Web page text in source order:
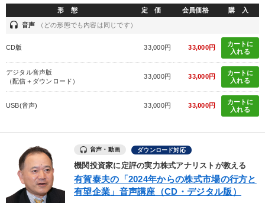
形 態 定 価 会員価格 購 入
headset 音声 （どの形態でも内容は同じです）
CD版 33,000円 33,000円
カートに
入れる
デジタル音声版
（配信＋ダウンロード）
33,000円 33,000円
カートに
入れる
USB(音声) 33,000円 33,000円
カートに
入れる
音声・動画 ダウンロード対応
機関投資家に定評の実力株式アナリストが教える
有賀泰夫の「2024年からの株式市場の行方と
有望企業」音声講座（CD・デジタル版）